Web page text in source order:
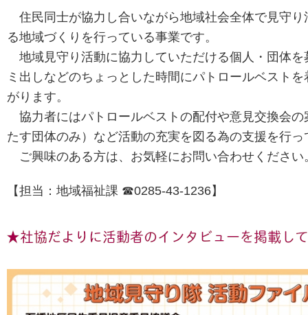
住民同士が協力し合いながら地域社会全体で見守
る地域づくりを行っている事業です。
地域見守り活動に協力していただける個人・団体
ミ出しなどのちょっとした時間にパトロールベスト
がります。
協力者にはパトロールベストの配付や意見交換会
たす団体のみ）など活動の充実を図る為の支援を行
ご興味のある方は、お気軽にお問い合わせください
【担当：地域福祉課 ☎0285-43-1236】